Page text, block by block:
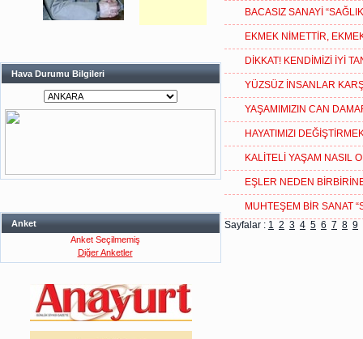
Hava Durumu Bilgileri
Anket
Anket Seçilmemiş
Diğer Anketler
BACASIZ SANAYİ
EKMEK NİMETTİR,
DİKKAT! KENDİMİZİ İYİ
YÜZSÜZ İNSANLAR
YAŞAMIMIZIN CAN
HAYATIMIZI
KALİTELİ YAŞAM NASIL
EŞLER NEDEN
MUHTEŞEM BİR SANAT
Sayfalar : 1 2 3 4 5 6 7 8 9